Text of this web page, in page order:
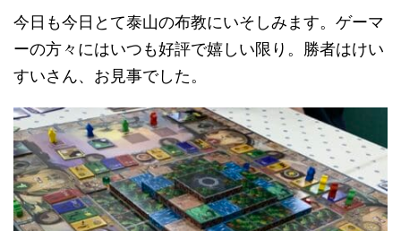
今日も今日とて泰山の布教にいそしみます。ゲーマ
ーの方々にはいつも好評で嬉しい限り。勝者はけい
すいさん、お見事でした。